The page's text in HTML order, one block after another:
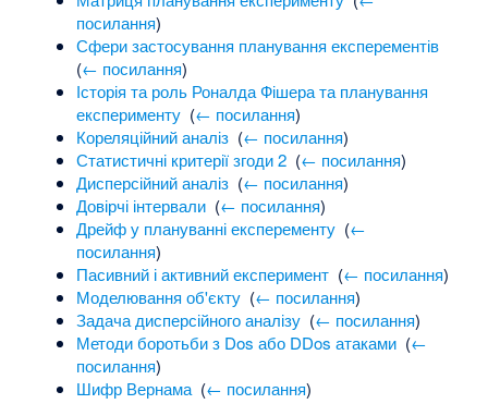
посилання)
Сфери застосування планування експерементів
(← посилання)
Історія та роль Роналда Фішера та планування
експерименту (← посилання)
Кореляційний аналіз (← посилання)
Статистичні критерії згоди 2 (← посилання)
Дисперсійний аналіз (← посилання)
Довірчі інтервали (← посилання)
Дрейф у плануванні експеременту (←
посилання)
Пасивний і активний експеримент (← посилання)
Моделювання об'єкту (← посилання)
Задача дисперсійного аналізу (← посилання)
Методи боротьби з Dos або DDos атаками (←
посилання)
Шифр Вернама‎ (← посилання)